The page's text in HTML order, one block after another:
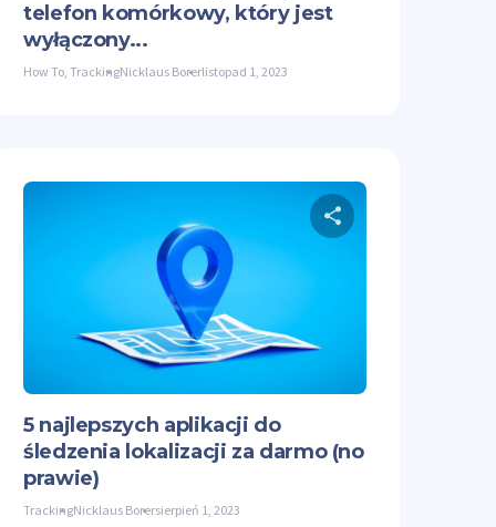
telefon komórkowy, który jest
wyłączony...
How To, TrackingNicklaus Borerlistopad 1, 2023
ten artykuł
Kopiuj link
5 najlepszych aplikacji do
śledzenia lokalizacji za darmo (no
prawie)
TrackingNicklaus Borersierpień 1, 2023